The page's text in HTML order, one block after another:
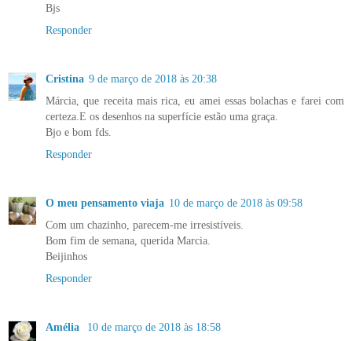
Bjs
Responder
Cristina 9 de março de 2018 às 20:38
Márcia, que receita mais rica, eu amei essas bolachas e farei com
certeza.E os desenhos na superfície estão uma graça.
Bjo e bom fds.
Responder
O meu pensamento viaja 10 de março de 2018 às 09:58
Com um chazinho, parecem-me irresistíveis.
Bom fim de semana, querida Marcia.
Beijinhos
Responder
Amélia
10 de março de 2018 às 18:58